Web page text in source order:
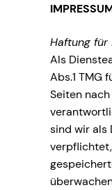
Haftung für
Als
Abs.1 TMG
Seiten
sind wir als